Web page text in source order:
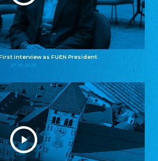
interview as FUEN President
27.10.2025